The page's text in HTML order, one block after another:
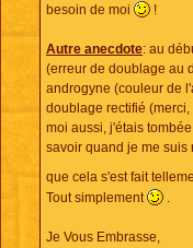
besoin de moi
!
Autre anecdote: au
(erreur de doublage au
androgyne (couleur de
doublage rectifié (merci,
moi aussi, j'étais
savoir quand je me
que cela s'est fait
Tout simplement
Je Vous Embrasse,